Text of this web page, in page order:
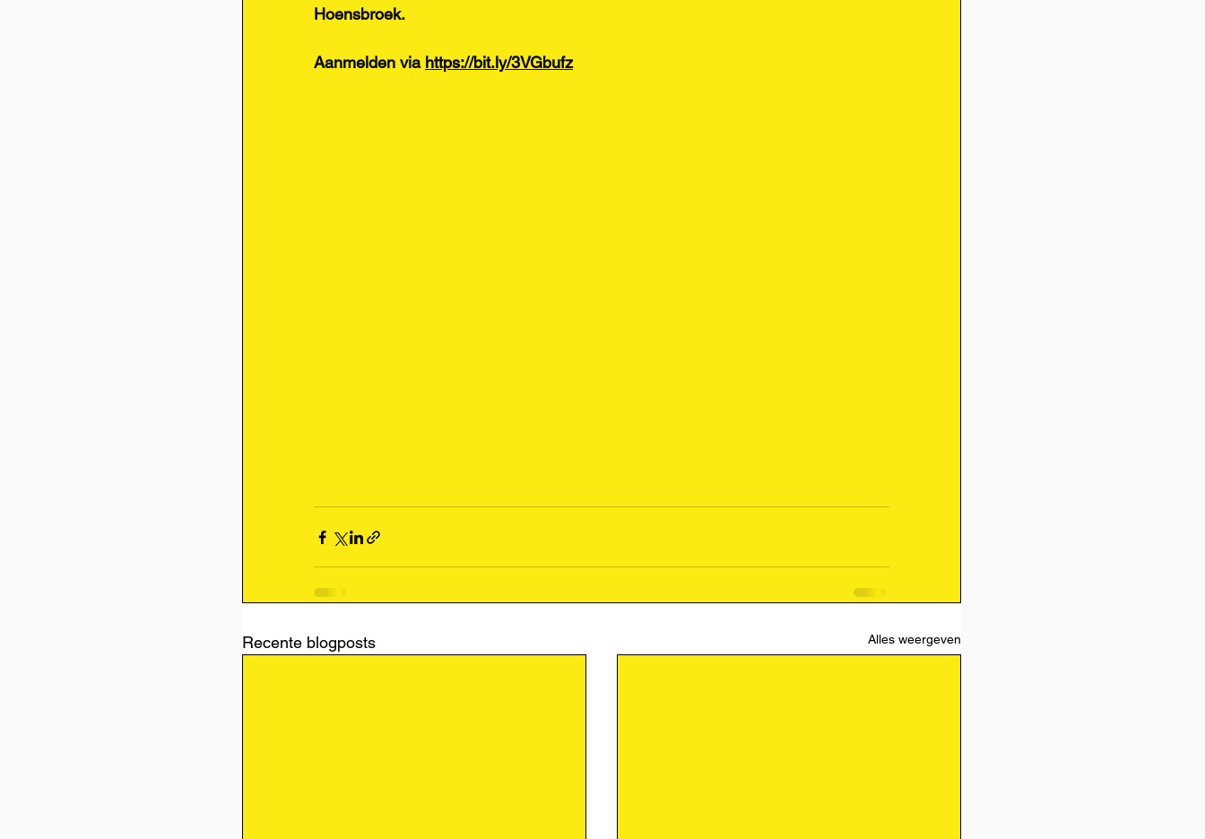
Hoensbroek.
Aanmelden via https://bit.ly/3VGbufz
Recente blogposts Alles weergeven